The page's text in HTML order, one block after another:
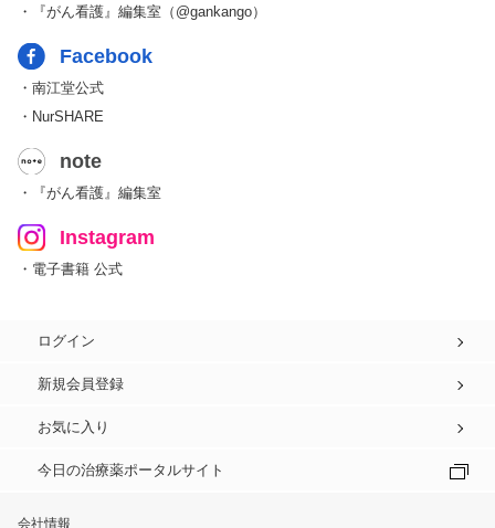
・『がん看護』編集室（@gankango）
Facebook
・南江堂公式
・NurSHARE
note
・『がん看護』編集室
Instagram
・電子書籍 公式
ログイン
新規会員登録
お気に入り
今日の治療薬ポータルサイト
会社情報